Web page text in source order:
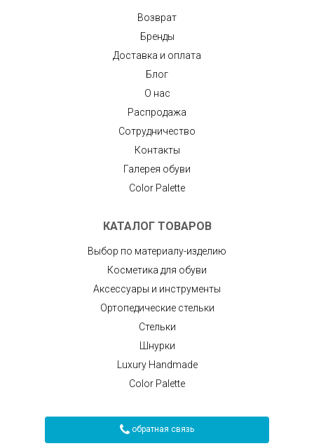
Возврат
Бренды
Доставка и оплата
Блог
О нас
Распродажа
Сотрудничество
Контакты
Галерея обуви
Color Palette
КАТАЛОГ ТОВАРОВ
Выбор по материалу-изделию
Косметика для обуви
Аксессуары и инструменты
Ортопедические стельки
Стельки
Шнурки
Luxury Handmade
Color Palette
обратная связь